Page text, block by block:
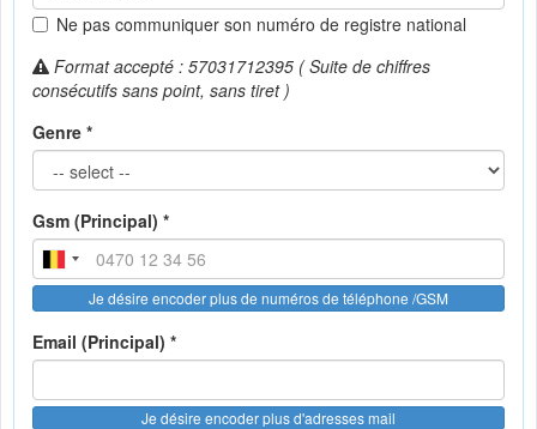
Ne pas communiquer son numéro de registre national
Format accepté : 57031712395 ( Suite de chiffres
consécutifs sans point, sans tiret )
Genre *
Gsm (Principal) *
Je désire encoder plus de numéros de téléphone /GSM
Email (Principal) *
Je désire encoder plus d'adresses mail